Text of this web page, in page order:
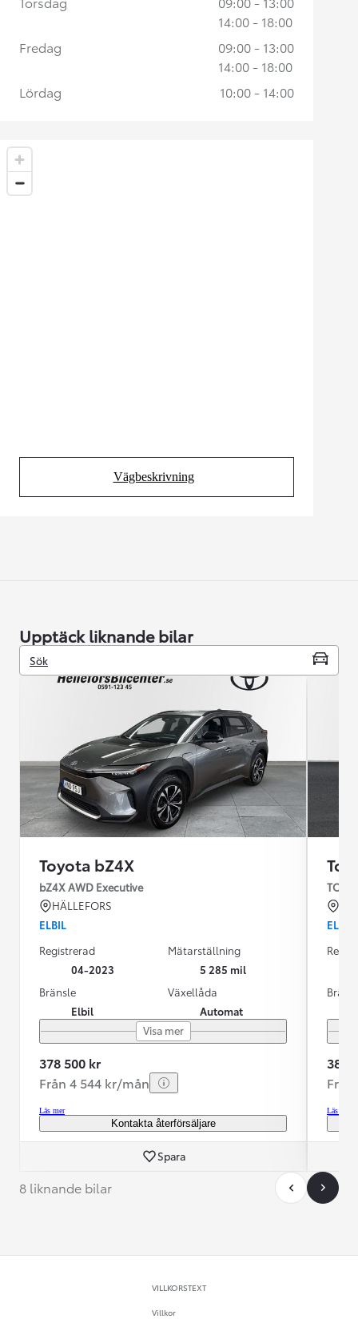
Vägbeskrivning
(Opens in new tab)
14:00 - 18:00
Fredag
09:00 - 13:00
14:00 - 18:00
Lördag
10:00 - 14:00
Upptäck liknande bilar
Sök
Toyota bZ4X
bZ4X AWD Executive
HÄLLEFORS
ELBIL
Registrerad
04-2023
Mätarställning
5 285 mil
Bränsle
Elbil
Växellåda
Automat
Visa mer
378 500 kr
Från 4 544 kr/mån
Läs mer
Kontakta återförsäljare
Spara
ELBIL
389
Läs mer
8 liknande bilar
VILLKORSTEXT
Villkor